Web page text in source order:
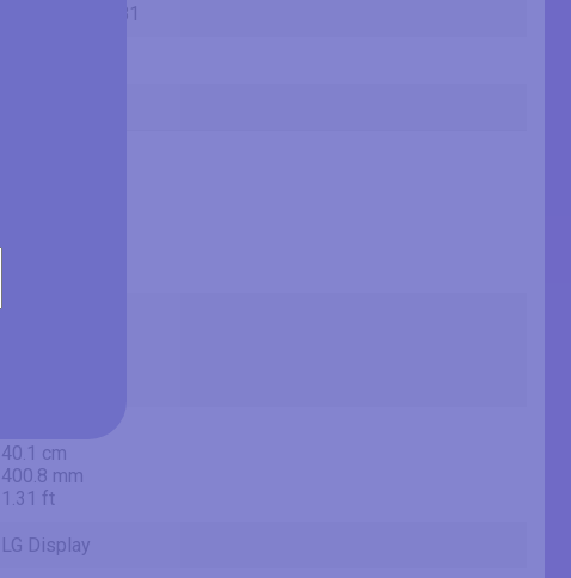
XB3070WQS-B1
756.2 mm
25.25 in
40.1 cm
400.8 mm
1.31 ft
LG Display